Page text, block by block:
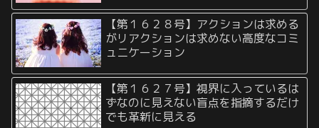
【第１６２８号】アクションは求める
がリアクションは求めない高度なコミ
ュニケーション
【第１６２７号】視界に入っているは
ずなのに見えない盲点を指摘するだけ
でも革新に見える